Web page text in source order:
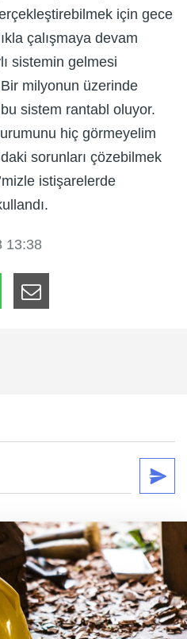
için gece
çalışmaya devam
sistemin gelmesi
milyonun üzerinde
sistem rantabl oluyor.
hiç görmeyelim
sorunları çözebilmek
istişarelerde
13:38